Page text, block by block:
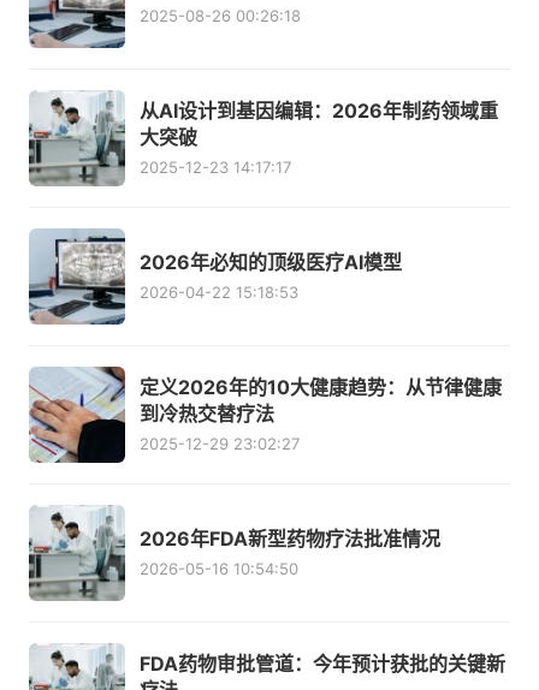
2025-08-26 00:26:18
从AI设计到基因编辑：2026年制药领域重
大突破
2025-12-23 14:17:17
2026年必知的顶级医疗AI模型
2026-04-22 15:18:53
定义2026年的10大健康趋势：从节律健康
到冷热交替疗法
2025-12-29 23:02:27
2026年FDA新型药物疗法批准情况
2026-05-16 10:54:50
FDA药物审批管道：今年预计获批的关键新